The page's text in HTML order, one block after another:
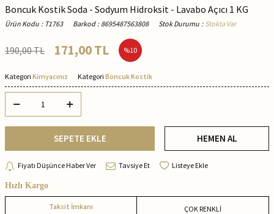
Boncuk Kostik Soda - Sodyum Hidroksit - Lavabo Açıcı 1 KG
Ürün Kodu : T1763 Barkod : 8695487563808 Stok Durumu : Stokta Var
190,00TL 171,00TL %10
Kategori Kimyacınız Kategori Boncuk Kostik
SEPETE EKLE HEMEN AL
Fiyatı Düşünce Haber Ver Tavsiye Et Listeye Ekle
Hızlı Kargo
Taksit İmkanı ÇOK RENKLİ